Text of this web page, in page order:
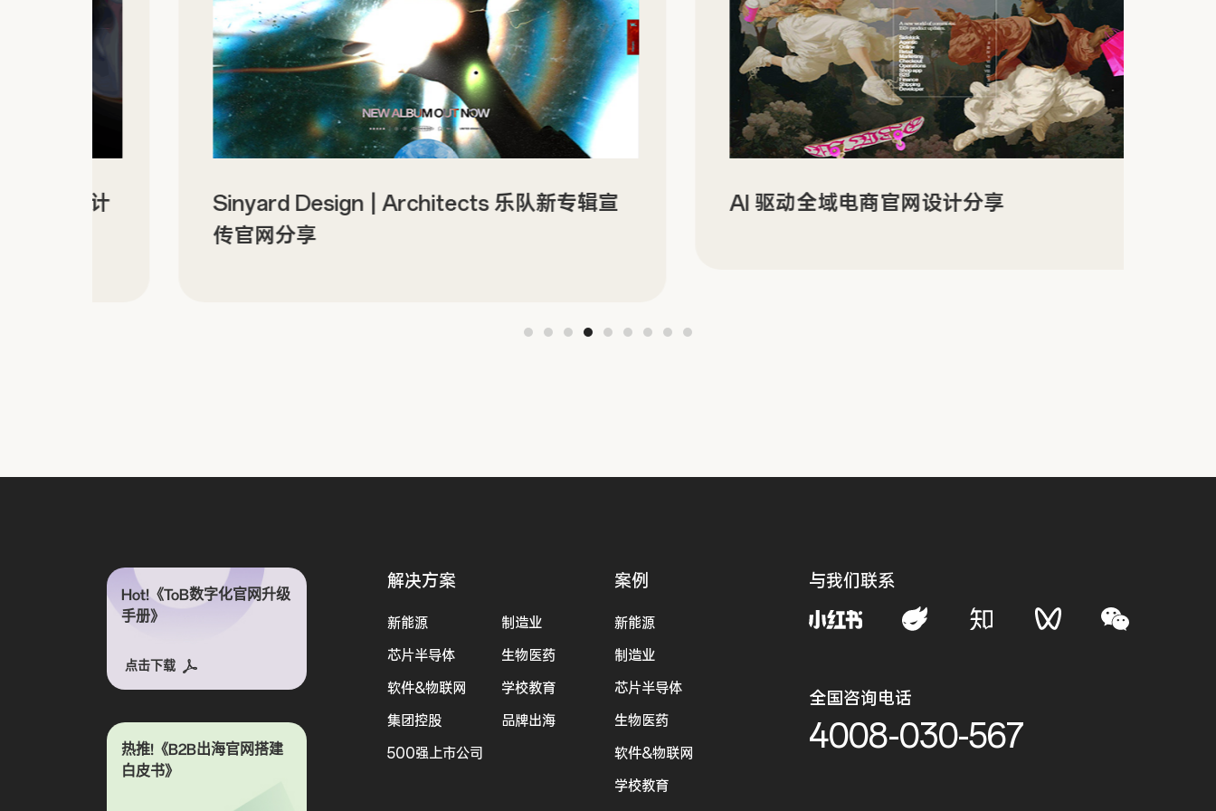
Sinyard Design | Architects 乐队新专辑宣
传官网分享
AI 驱动全域电商官网设计分享
Hot!《ToB数字化官网升级
手册》
点击下载
热推!《B2B出海官网搭建
白皮书》
解决方案
新能源
制造业
芯片半导体
生物医药
软件&物联网
学校教育
集团控股
品牌出海
500强上市公司
案例
新能源
制造业
芯片半导体
生物医药
软件&物联网
学校教育
与我们联系
全国咨询电话
4008-030-567